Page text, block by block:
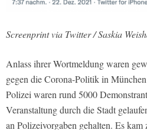
Screenprint via Twitter / Saskia
Anlass ihrer Wortmeldung waren
gegen die Corona-Politik in
Polizei waren rund 5000
Veranstaltung durch die Stadt
an Polizeivorgaben gehalten. Es